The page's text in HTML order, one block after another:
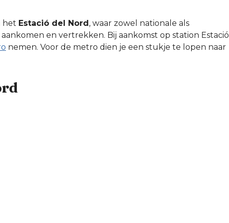
het Estació del Nord, waar zowel nationale als
en vertrekken. Bij aankomst op station Estació
nemen. Voor de metro dien je een stukje te lopen naar